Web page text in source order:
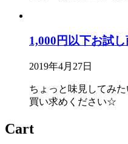
1,000円以下お試
2019年4月27日
ちょっと味見してみ
買い求めください☆
Cart